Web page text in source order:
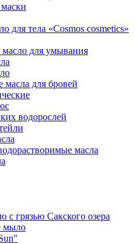
для тела «Cosmos cosmetics»
для умывания
масла для бровей
водорослей
масла
с грязью Сакского озера
мыло